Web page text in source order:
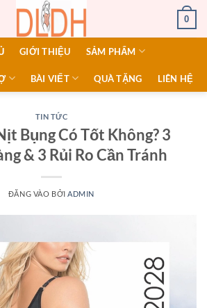
0
GIỚI THIỆU SẢM PHẨM
BÀI VIẾT QUÀ TẶNG LIÊN HỆ
TIN TỨC
Bụng Có Tốt Không? 3
& 3 Rủi Ro Cần Tránh
ĐĂNG VÀO BỞI ADMIN